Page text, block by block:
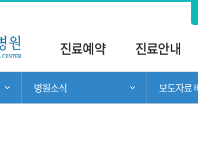
진료예약 진료안내
주 메뉴 목록 열기
병원소식 서브 메뉴 목록
보도자료